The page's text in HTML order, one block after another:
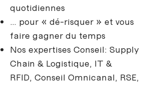
quotidiennes
… pour « dé-risquer » et vous
faire gagner du temps
Nos expertises Conseil: Supply
Chain & Logistique, IT &
RFID, Conseil Omnicanal, RSE,